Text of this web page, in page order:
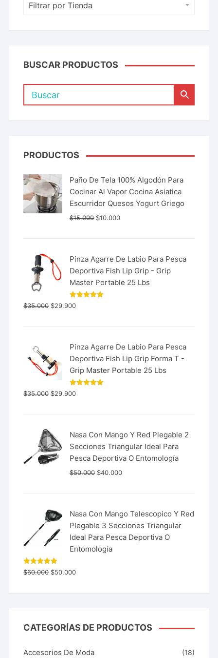
Filtrar por Tienda
BUSCAR PRODUCTOS
PRODUCTOS
Paño De Tela 100% Algodón Para
Cocinar Al Vapor Cocina Asiatica
Escurridor Quesos Yogurt Griego
$15.000 $10.000
Pinza Agarre De Labio Para Pesca
Deportiva Fish Lip Grip - Grip
Master Portable 25 Lbs
Valorado
con
$35.000 $29.900
Pinza Agarre De Labio Para Pesca
Deportiva Fish Lip Grip Forma T -
Grip Master Portable 25 Lbs
Valorado
con
$35.000 $29.900
Nasa Con Mango Y Red Plegable 2
Secciones Triangular Ideal Para
Pesca Deportiva O Entomología
$50.000 $40.000
Nasa Con Mango Telescopico Y Red
Plegable 3 Secciones Triangular
Ideal Para Pesca Deportiva O
Entomología
Valorado
con 5.00
$60.000 $50.000
CATEGORÍAS DE PRODUCTOS
Accesorios De Moda (18)